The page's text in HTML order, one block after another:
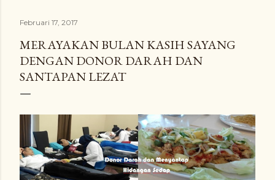
Februari 17, 2017
MERAYAKAN BULAN KASIH SAYANG
DENGAN DONOR DARAH DAN
SANTAPAN LEZAT